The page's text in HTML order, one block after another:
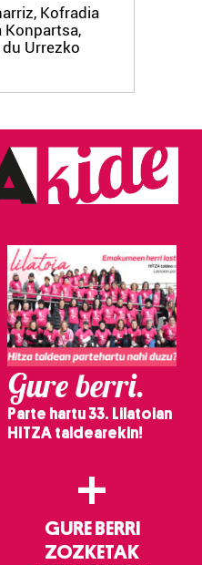
Kofradia
Konpartsa,
Urrezko
Gure berri.
Parte hartu 33. Lilatoian
HITZA taldearekin!
+
GURE BERRI
ZOZKETAK